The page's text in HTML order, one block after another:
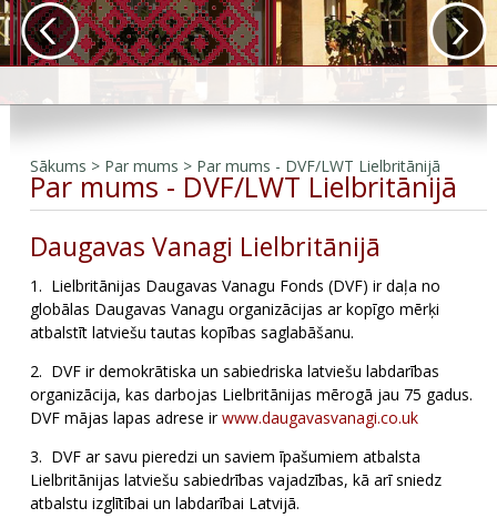
Sākums > Par mums > Par mums - DVF/LWT Lielbritānijā
Par mums - DVF/LWT Lielbritānijā
Daugavas Vanagi Lielbritānijā
1. Lielbritānijas Daugavas Vanagu Fonds (DVF) ir daļa no
globālas Daugavas Vanagu organizācijas ar kopīgo mērķi
atbalstīt latviešu tautas kopības saglabāšanu.
2. DVF ir demokrātiska un sabiedriska latviešu labdarības
organizācija, kas darbojas Lielbritānijas mērogā jau 75 gadus.
DVF mājas lapas adrese irwww.daugavasvanagi.co.uk
3. DVF ar savu pieredzi un saviem īpašumiem atbalsta
Lielbritānijas latviešu sabie­drības vajadzības, kā arī sniedz
atbalstu izglītībai un labdarībai Latvijā.